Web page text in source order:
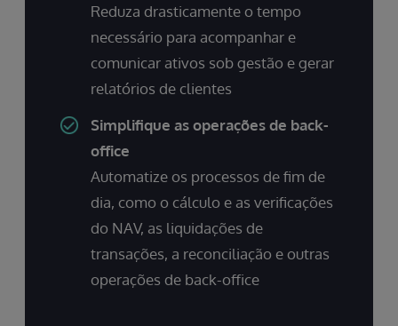
Reduza drasticamente o tempo
necessário para acompanhar e
comunicar ativos sob gestão e gerar
relatórios de clientes
Simplifique as operações de back-
office
Automatize os processos de fim de
dia, como o cálculo e as verificações
do NAV, as liquidações de
transações, a reconciliação e outras
operações de back-office